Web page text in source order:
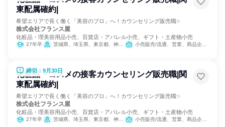
東配属確約|
希望エリアで長く働く「美容のプロ」へ！カウンセリング販売職✨
株式会社フランス屋
化粧品・理美容用品小売、百貨店・アパレル小売、ギフト・土産物小売
27年卒 茨城県、埼玉県、東京都、神奈川県 小売販売/流通、営業、商品企画、カスタマーサクセス
締切：9月30日
化粧品・コスメの接客カウンセリング販売職|関
東配属確約|
希望エリアで長く働く「美容のプロ」へ！カウンセリング販売職✨
株式会社フランス屋
化粧品・理美容用品小売、百貨店・アパレル小売、ギフト・土産物小売
27年卒 茨城県、埼玉県、東京都、神奈川県 小売販売/流通、営業、商品企画、カスタマーサクセス